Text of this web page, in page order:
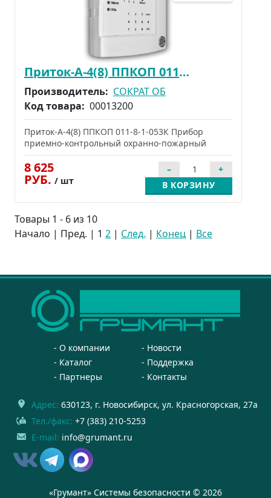
Приток-А-4(8) ППКОП 011-8-1-053К
Производитель: СОКРАТ ОБ
Код товара: 00013200
Приток-А-4(8) ППКОП 011-8-1-053К Прибор
приемно-контрольный охранно-пожарный
8 625
РУБ. / шт В КОРЗИНУ
Товары 1 - 6 из 10
Начало | Пред. | 1 2 | След. | Конец | Все
О компании
Новости
Каталог
Поддержка
Партнеры
Контакты
Адрес: 630123, г. Новосибирск, ул. Красногорская, 27а
Тел./факс: +7 (383) 210-5253
E-mail: info@grumant.ru
«Грумант» Системы безопасности © 2026